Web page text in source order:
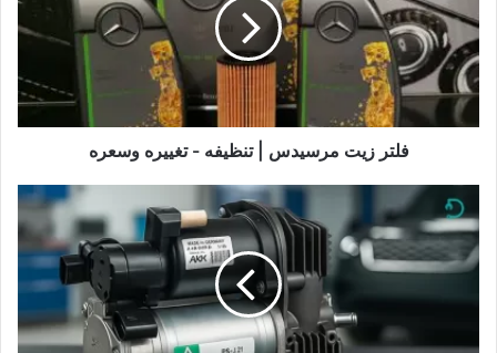
تنظيفه
-
تغييره
وسعره
فلتر زيت مرسيدس | تنظيفه - تغييره وسعره
طرمبة
هيدروليك
رنج
روفر